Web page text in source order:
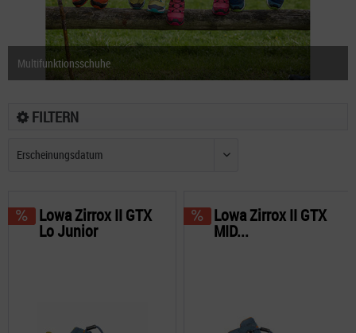
Multifunktionsschuhe
FILTERN
Lowa Zirrox II GTX
Lo Junior
Lowa Zirrox II GTX
MID...